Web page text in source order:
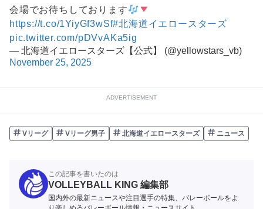
会場でお待ちしております
https://t.co/1YiyGf3wSf#北海道イエロースターズ
pic.twitter.com/pDVvAKa5ig
— 北海道イエロースターズ【公式】 (@yellowstars_vb)
November 25, 2025
ADVERTISEMENT
Vリーグ Vリーグ男子 北海道イエロースターズ ニュース
この記事を書いたのは
VOLLEYBALL KING 編集部
国内外の最新ニュースや注目選手の特集、バレーボールをよ